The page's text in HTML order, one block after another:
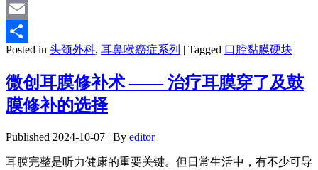
Mastodon
Email
分
享
Posted in 头颈外科, 耳鼻喉癌症系列 | Tagged 口腔黏膜硬块
微创耳膜修补术 —— 治疗耳膜穿了及鼓
膜修补的选择
Published 2024-10-07 | By editor
耳膜完整是听力健康的重要关键。但日常生活中，有不少可导